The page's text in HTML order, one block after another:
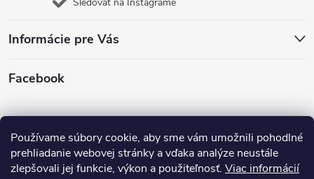
Používame súbory cookie, aby sme vám umožnili pohodlné
prehliadanie webovej stránky a vďaka analýze neustále
zlepšovali jej funkcie, výkon a použiteľnosť. Viac informácií
Informácie pre Vás
Facebook
Jazyk